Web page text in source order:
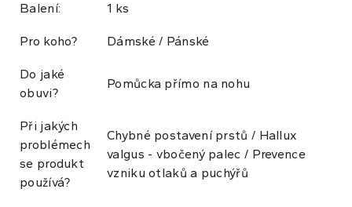
Balení: 1 ks
Pro koho? Dámské / Pánské
Do jaké
obuvi?
Pomůcka přímo na nohu
Při jakých
problémech
se produkt
používá?
Chybné postavení prstů / Hallux
valgus - vbočený palec / Prevence
vzniku otlaků a puchýřů